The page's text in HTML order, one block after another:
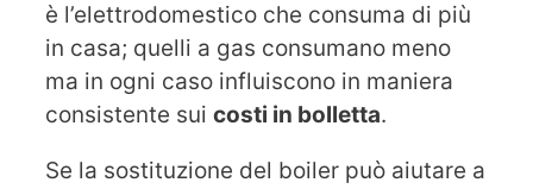
è l’elettrodomestico che consuma di più
in casa; quelli a gas consumano meno
ma in ogni caso influiscono in maniera
consistente sui costi in bolletta.
Se la sostituzione del boiler può aiutare a